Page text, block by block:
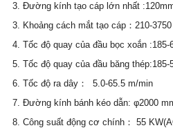
3. Đường kính tạo cáp lớn nhất
3. Khoảng cách mắt tạo cáp：210-
4. Tốc độ quay của đầu bọc xoắn :185-
5. Tốc độ quay của đầu băng thép:185-
6. Tốc độ ra dây：  5.0-65.5 m/min
7. Đường kính bánh kéo dẫn: φ2000
8. Công suất động cơ chính： 55